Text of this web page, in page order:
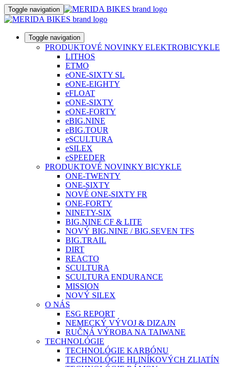
Toggle navigation
Toggle navigation
PRODUKTOVÉ NOVINKY ELEKTROBICYKLE
LITHOS
ETMO
eONE-SIXTY SL
eONE-EIGHTY
eFLOAT
eONE-SIXTY
eONE-FORTY
eBIG.NINE
eBIG.TOUR
eSCULTURA
eSILEX
eSPEEDER
PRODUKTOVÉ NOVINKY BICYKLE
ONE-TWENTY
ONE-SIXTY
NOVÉ ONE-SIXTY FR
ONE-FORTY
NINETY-SIX
BIG.NINE CF & LITE
NOVÝ BIG.NINE / BIG.SEVEN TFS
BIG.TRAIL
DIRT
REACTO
SCULTURA
SCULTURA ENDURANCE
MISSION
NOVÝ SILEX
O NÁS
ESG REPORT
NEMECKÝ VÝVOJ & DIZAJN
RUČNÁ VÝROBA NA TAIWANE
TECHNOLÓGIE
TECHNOLÓGIE KARBÓNU
TECHNOLÓGIE HLINÍKOVÝCH ZLIATÍN